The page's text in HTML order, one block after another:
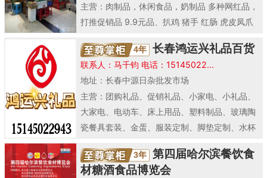
主营：肉制品，休闲食品，奶制品 多种网红品，
打推促销品 9.9元品、扒鸡 猪手 红肠 虎皮凤爪
4年 长春鸿运兴礼品百货
联系人：马千钧 电话：15145022...
地址：长春中源日杂批发市场
主营：团购礼品、促销礼品、小家电、小礼品、
大家电、电动车、床上用品、塑料制品、玻璃陶
瓷餐具套装、金蛋、服装定制、脚垫定制、水杯
3年 第四届哈尔滨餐饮食
材糖酒食品博览会